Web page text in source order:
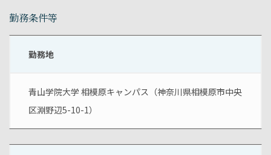
勤務条件等
勤務地
青山学院大学 相模原キャンパス（神奈川県相模原市中央
区淵野辺5-10-1）